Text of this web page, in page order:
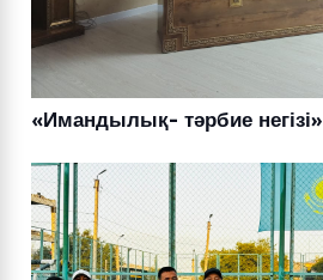
«Имандылық- тәрбие негізі»